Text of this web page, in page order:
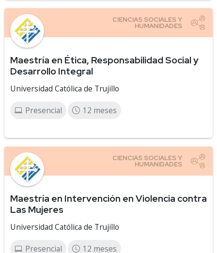
Maestría en Ética, Responsabilidad Social y
Desarrollo Integral
Universidad Católica de Trujillo
Presencial 12 meses
Maestría en Intervención en Violencia contra
Las Mujeres
Universidad Católica de Trujillo
Presencial 12 meses